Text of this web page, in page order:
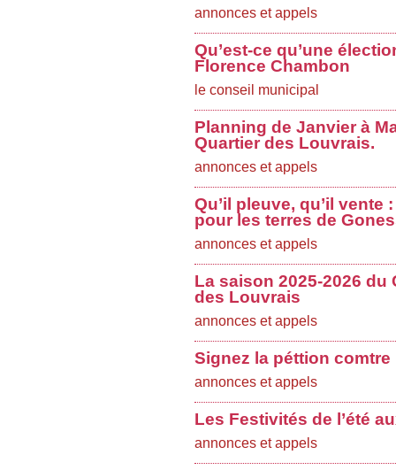
annonces et appels
Qu’est-ce qu’une
Florence Chambon
le conseil municipal
Planning de Janvier à
Quartier des Louvrais.
annonces et appels
Qu’il pleuve, qu’il vente
pour les terres de
annonces et appels
La saison 2025-2026
des Louvrais
annonces et appels
Signez la péttion
annonces et appels
Les Festivités de l’été
annonces et appels